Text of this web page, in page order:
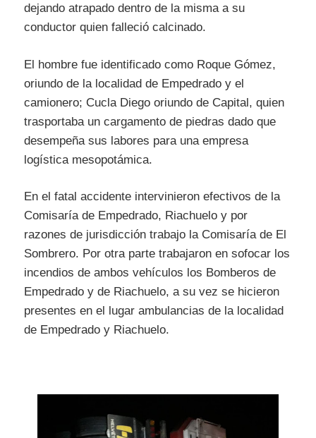
dejando atrapado dentro de la misma a su
conductor quien falleció calcinado.
El hombre fue identificado como Roque Gómez,
oriundo de la localidad de Empedrado y el
camionero; Cucla Diego oriundo de Capital, quien
trasportaba un cargamento de piedras dado que
desempeña sus labores para una empresa
logística mesopotámica.
En el fatal accidente intervinieron efectivos de la
Comisaría de Empedrado, Riachuelo y por
razones de jurisdicción trabajo la Comisaría de El
Sombrero. Por otra parte trabajaron en sofocar los
incendios de ambos vehículos los Bomberos de
Empedrado y de Riachuelo, a su vez se hicieron
presentes en el lugar ambulancias de la localidad
de Empedrado y Riachuelo.